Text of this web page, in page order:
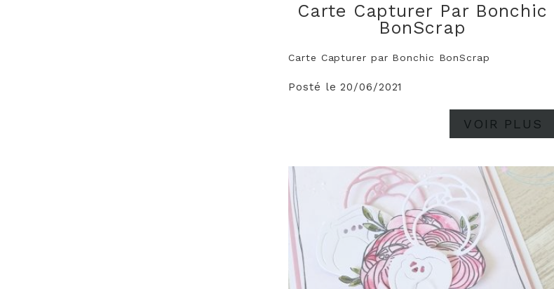
Carte Capturer Par Bonchic
BonScrap
Carte Capturer par Bonchic BonScrap
Posté le 20/06/2021
VOIR PLUS